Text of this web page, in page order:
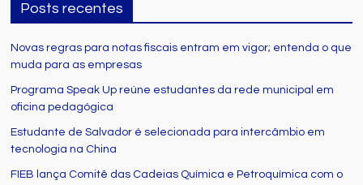
Posts recentes
Novas regras para notas fiscais entram em vigor; entenda o que
muda para as empresas
Programa Speak Up reúne estudantes da rede municipal em
oficina pedagógica
Estudante de Salvador é selecionada para intercâmbio em
tecnologia na China
FIEB lança Comitê das Cadeias Química e Petroquímica com o